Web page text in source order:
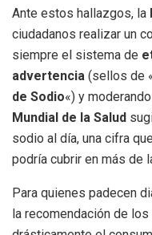
Ante estos hallazgos, la
ciudadanos realizar un
siempre el sistema de
advertencia (sellos de
de Sodio«) y
Mundial de la Salud
sodio al día, una cifra
podría cubrir en más de
Para quienes padecen
la recomendación de